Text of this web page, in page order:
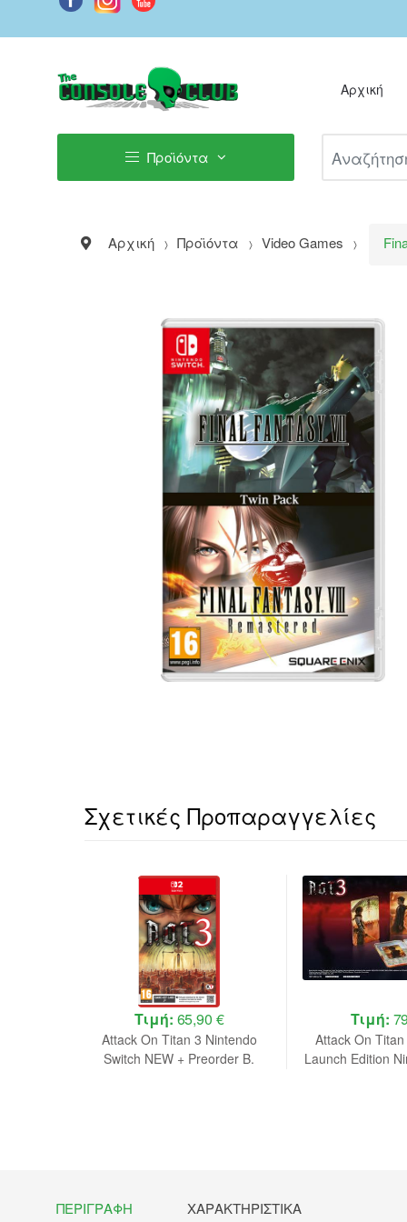
Αρχική
Προϊόντα
Αρχική Προϊόντα Video Games
Σχετικές Προπαραγγελίες
Τιμή: 65,90 €
Attack On Titan 3 Nintendo
Switch NEW + Preorder B.
Τιμή:
Attack On
Launch Edition
ΠΕΡΙΓΡΑΦΉ ΧΑΡΑΚΤΗΡΙΣΤΙΚΆ